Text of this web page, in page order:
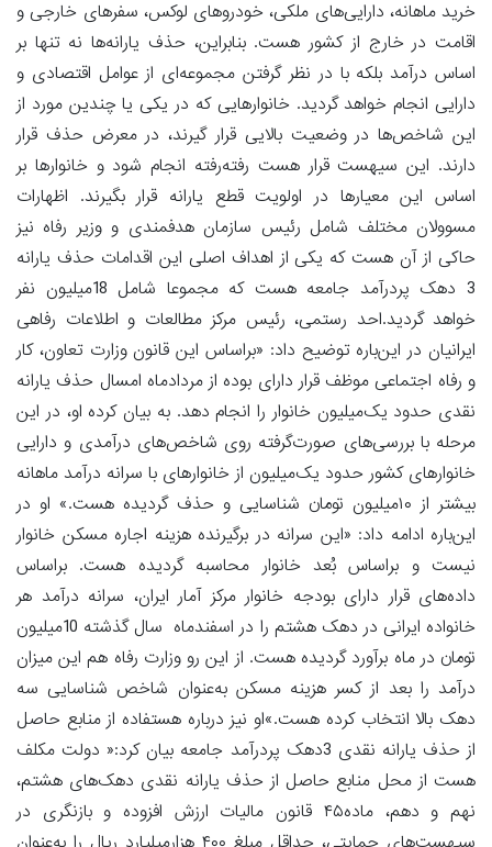
خرید ماهانه، دارایی‌های ملکی، خودروهای لوکس، سفرهای خارجی و
اقامت در خارج از کشور هست. بنابراین، حذف یارانه‌ها نه تنها بر
اساس درآمد بلکه با در نظر گرفتن مجموعه‌ای از عوامل اقتصادی و
دارایی انجام خواهد گردید. خانوارهایی که در یکی یا چندین مورد از
این شاخص‌ها در وضعیت بالایی قرار گیرند، در معرض حذف قرار
دارند. این سیهست قرار هست رفته‌رفته انجام شود و خانوارها بر
اساس این معیارها در اولویت قطع یارانه قرار بگیرند. اظهارات
مسوولان مختلف شامل رئیس سازمان هدفمندی و وزیر رفاه نیز
حاکی از آن هست که یکی از اهداف اصلی این اقدامات حذف یارانه
3 دهک پردرآمد جامعه هست که مجموعا شامل 18‌میلیون نفر
خواهد گردید.احد رستمی، رئیس مرکز مطالعات و اطلاعات رفاهی
ایرانیان در این‌باره توضیح داد: «براساس این قانون وزارت تعاون، کار
و رفاه اجتماعی موظف قرار دارای بوده از مردادماه امسال حذف یارانه
نقدی حدود یک‌میلیون خانوار را انجام دهد. به بیان کرده او، در این
مرحله با بررسی‌های صورت‌گرفته روی شاخص‌های درآمدی و دارایی
خانوارهای کشور حدود یک‌میلیون از خانوارهای با سرانه درآمد ماهانه
بیشتر از ۱۰‌میلیون تومان شناسایی و حذف گردیده هست.» او در
این‌باره ادامه داد: «این سرانه در برگیرنده‌ هزینه اجاره مسکن خانوار
نیست و براساس بُعد خانوار محاسبه گردیده هست. براساس
داده‌های قرار دارای بودجه خانوار مرکز آمار ایران، سرانه درآمد هر
خانواده ایرانی در دهک هشتم را در اسفندماه سال گذشته 10میلیون
تومان در ماه برآورد گردیده هست. از این رو وزارت رفاه هم این میزان
درآمد را بعد از کسر هزینه مسکن به‌عنوان شاخص شناسایی سه
دهک بالا انتخاب کرده هست.»او نیز درباره هستفاده از منابع حاصل
از حذف یارانه نقدی 3دهک پردرآمد جامعه بیان کرد:« دولت مکلف
هست از محل منابع حاصل از حذف یارانه نقدی دهک‌های هشتم،
نهم و دهم، ماده۴۵ قانون مالیات ارزش افزوده و بازنگری در